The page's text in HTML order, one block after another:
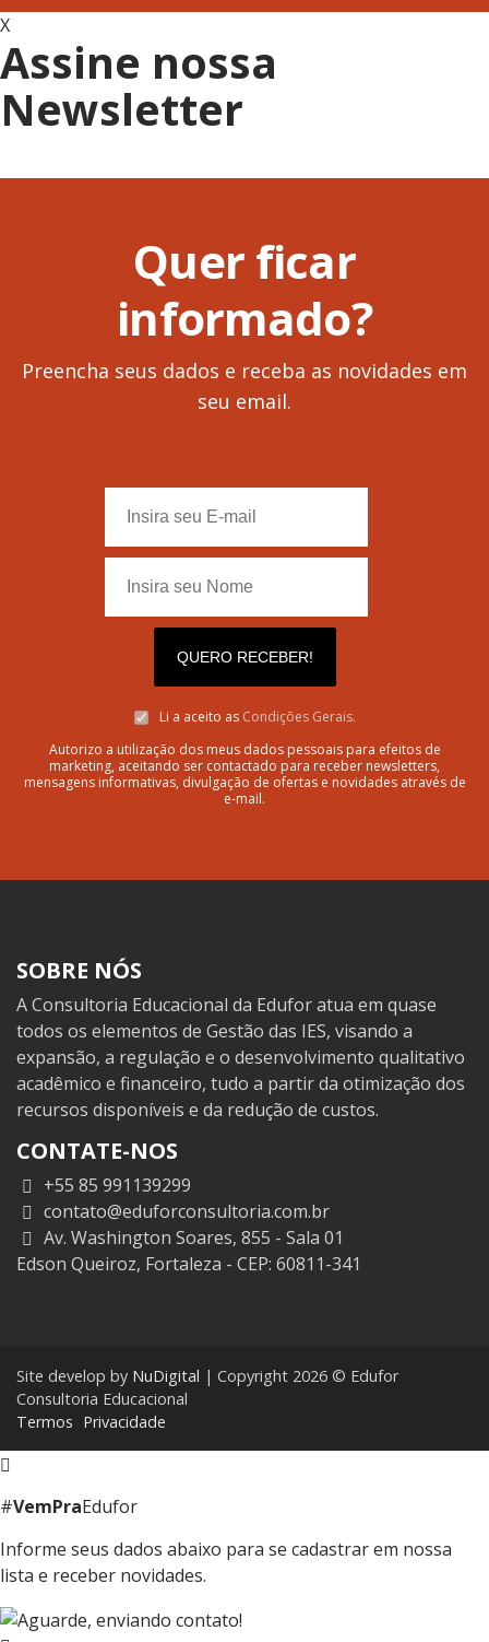
X
Assine nossa
Newsletter
Quer ficar
informado?
Preencha seus dados e receba as novidades em
seu email.
QUERO RECEBER!
Li a aceito as Condições Gerais.
Autorizo a utilização dos meus dados pessoais para efeitos de
marketing, aceitando ser contactado para receber newsletters,
mensagens informativas, divulgação de ofertas e novidades através de
e-mail.
SOBRE NÓS
A Consultoria Educacional da Edufor atua em quase
todos os elementos de Gestão das IES, visando a
expansão, a regulação e o desenvolvimento qualitativo
acadêmico e financeiro, tudo a partir da otimização dos
recursos disponíveis e da redução de custos.
CONTATE-NOS
+55 85 991139299
contato@eduforconsultoria.com.br
Av. Washington Soares, 855 - Sala 01
Edson Queiroz, Fortaleza - CEP: 60811-341
Site develop by NuDigital | Copyright 2026 © Edufor
Consultoria Educacional
Termos Privacidade
#VemPraEdufor
Informe seus dados abaixo para se cadastrar em nossa
lista e receber novidades.